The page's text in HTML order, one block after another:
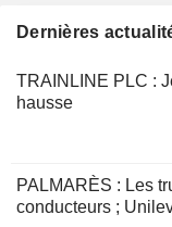
Dernières
TRAINLINE PLC :
hausse
PALMARÈS : Les
conducteurs ;